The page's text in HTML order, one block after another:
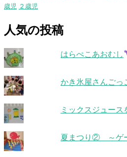
歳児 ２歳児
人気の投稿
はらぺこあおむし
かき氷屋さんごっ
ミックスジュース
夏まつり② ～ゲ